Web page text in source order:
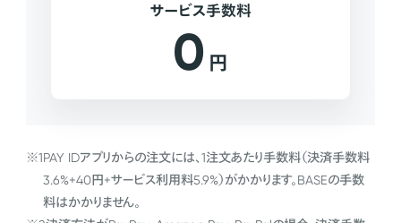
サービス手数料
0 円
※1PAY IDアプリからの注文には、1注文あたり手数料（決済手数料
3.6%+40円+サービス利用料5.9%）がかかります。BASEの手数
料はかかりません。